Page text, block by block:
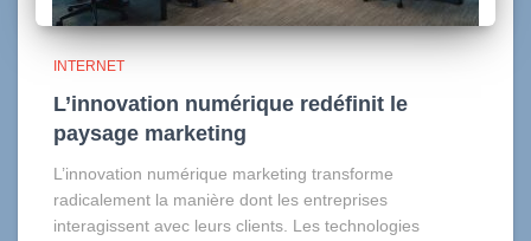
INTERNET
L’innovation numérique redéfinit le
paysage marketing
L’innovation numérique marketing transforme
radicalement la manière dont les entreprises
interagissent avec leurs clients. Les technologies